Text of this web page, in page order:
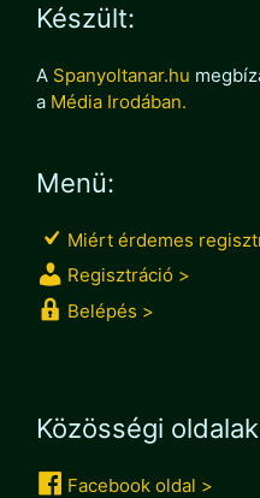
Készült:
A Spanyoltanar.hu
a Média Irodában.
Menü:
Miért érdemes
Regisztráció >
Belépés >
Közösségi
Facebook oldal >